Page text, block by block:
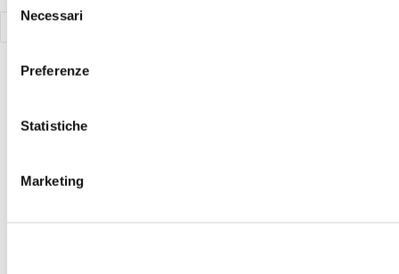
delNecessari
Preferenze
Statistiche
Marketing